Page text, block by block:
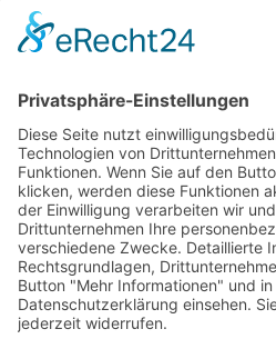
Print 16,– € / E-Book 11,99 €
mehr Infos …
Cornelia Naumann
Der Abend kommt so schnell
7. Februar 2018
sofort lieferbar
416 Seiten, 13,5 x 21 cm
Print 16,– € / E-Book 7,99 €